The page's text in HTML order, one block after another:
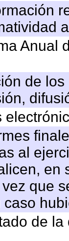
Anual
de
al
en
que
de